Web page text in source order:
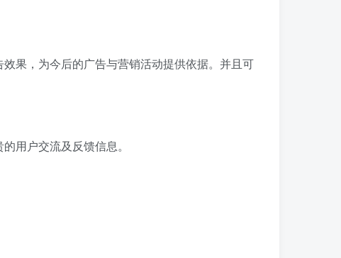
果，为今后的广告与营销活动提供依据。并且可
用户交流及反馈信息。